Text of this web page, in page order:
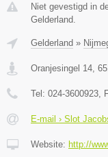
Niet gevestigd in
Gelderland.
Gelderland »
Oranjesingel 14,
Tel: 024-3600923,
E-mail › Slot
Website: http://